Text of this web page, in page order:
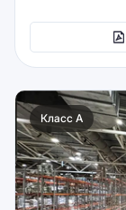
Класс A